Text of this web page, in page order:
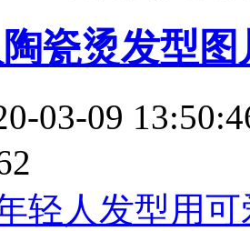
瓷烫发型
03-09
轻人发型用